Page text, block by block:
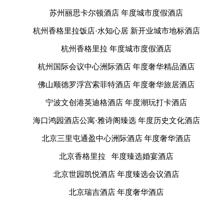
苏州丽思卡尔顿酒店 年度城市度假酒店
杭州香格里拉饭店·水知心居 新开业城市地标酒店
杭州香格里拉 年度城市度假酒店
杭州国际会议中心洲际酒店 年度奢华精品酒店
佛山顺德罗浮宫索菲特酒店 年度奢华旅居酒店
宁波文创港英迪格酒店 年度潮玩打卡酒店
海口鸿园酒店公寓·雅诗阁臻选 年度历史文化酒店
北京三里屯通盈中心洲际酒店 年度奢华酒店
北京香格里拉 年度臻选婚宴酒店
北京世园凯悦酒店 年度臻选会议酒店
北京瑞吉酒店 年度奢华酒店